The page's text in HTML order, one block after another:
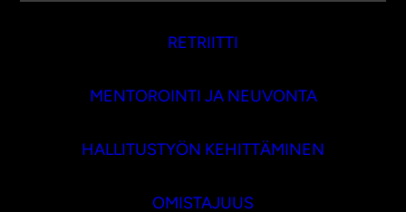
RETRIITTI
MENTOROINTI JA NEUVONTA
HALLITUSTYÖN KEHITTÄMINEN
OMISTAJUUS